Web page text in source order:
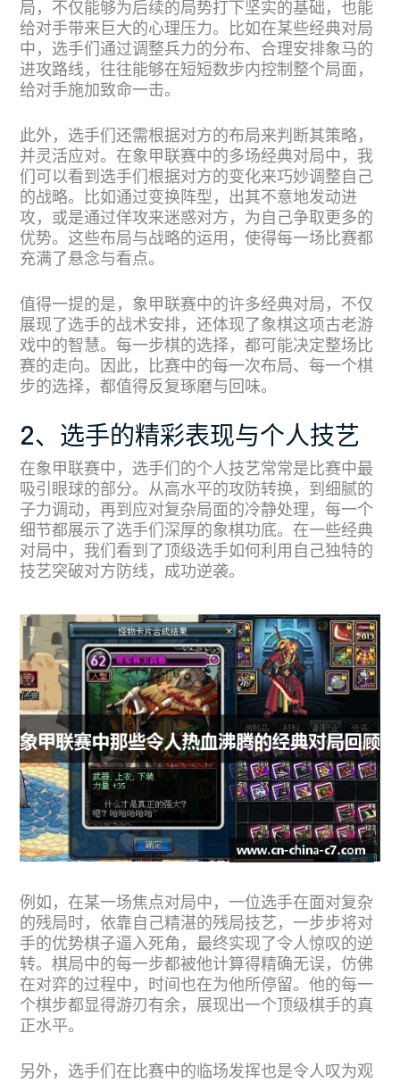
局，不仅能够为后续的局势打下坚实的基础，也能
给对手带来巨大的心理压力。比如在某些经典对局
中，选手们通过调整兵力的分布、合理安排象马的
进攻路线，往往能够在短短数步内控制整个局面，
给对手施加致命一击。
此外，选手们还需根据对方的布局来判断其策略，
并灵活应对。在象甲联赛中的多场经典对局中，我
们可以看到选手们根据对方的变化来巧妙调整自己
的战略。比如通过变换阵型，出其不意地发动进
攻，或是通过佯攻来迷惑对方，为自己争取更多的
优势。这些布局与战略的运用，使得每一场比赛都
充满了悬念与看点。
值得一提的是，象甲联赛中的许多经典对局，不仅
展现了选手的战术安排，还体现了象棋这项古老游
戏中的智慧。每一步棋的选择，都可能决定整场比
赛的走向。因此，比赛中的每一次布局、每一个棋
步的选择，都值得反复琢磨与回味。
2、选手的精彩表现与个人技艺
在象甲联赛中，选手们的个人技艺常常是比赛中最
吸引眼球的部分。从高水平的攻防转换，到细腻的
子力调动，再到应对复杂局面的冷静处理，每一个
细节都展示了选手们深厚的象棋功底。在一些经典
对局中，我们看到了顶级选手如何利用自己独特的
技艺突破对方防线，成功逆袭。
例如，在某一场焦点对局中，一位选手在面对复杂
的残局时，依靠自己精湛的残局技艺，一步步将对
手的优势棋子逼入死角，最终实现了令人惊叹的逆
转。棋局中的每一步都被他计算得精确无误，仿佛
在对弈的过程中，时间也在为他所停留。他的每一
个棋步都显得游刃有余，展现出一个顶级棋手的真
正水平。
另外，选手们在比赛中的临场发挥也是令人叹为观